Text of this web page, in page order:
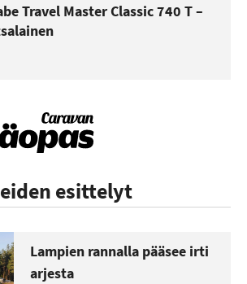
Travel Master Classic 740 T –
esittelyt
Lampien rannalla pääsee irti
arjesta